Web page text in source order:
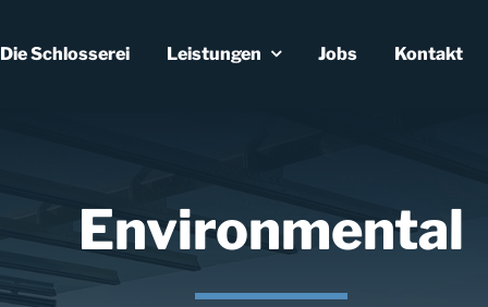
Die Schlosserei Leistungen Jobs Kontakt
Environmental